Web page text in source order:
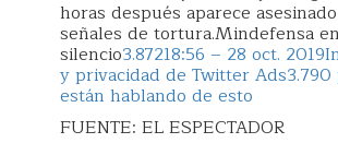
horas después aparece
señales de tortura.Mindefensa en
silencio3.87218:56 – 28 oct. 2019
y privacidad de Twitter Ads
están hablando de esto
FUENTE: EL ESPECTADOR